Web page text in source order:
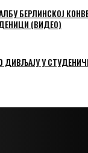
БЕРЛИНСКОЈ
(ВИДЕО)
У